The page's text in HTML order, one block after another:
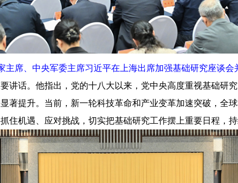
主席、中央军委主席习近平在上海出席加强基础研究座谈
话。他指出，党的十八大以来，党中央高度重视基础研究
著提升。当前，新一轮科技革命和产业变革加速突破，全
住机遇、应对挑战，切实把基础研究工作摆上重要日程，